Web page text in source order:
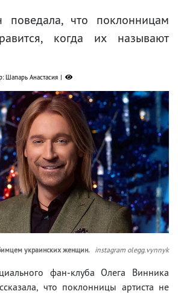
поведала, что поклонницам
когда их называют
Шапарь Анастасия
украинских женщин. instagram olegg.vynnyk
фан-клуба Олега Винника
что поклонницы артиста не